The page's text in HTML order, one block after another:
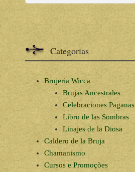
Categorias
Brujeria Wicca
Brujas Ancestrales
Celebraciones Paganas
Libro de las Sombras
Linajes de la Diosa
Caldero de la Bruja
Chamanismo
Cursos e Promoções